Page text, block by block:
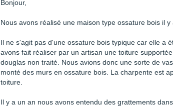
Bonjour,
Nous avons réalisé une maison type ossature bois il
Il ne s'agit pas d'une ossature bois typique car elle a
avons fait réaliser par un artisan une toiture
douglas non traité. Nous avions donc une sorte de
monté des murs en ossature bois. La charpente est
toiture.
Il y a un an nous avons entendu des grattements